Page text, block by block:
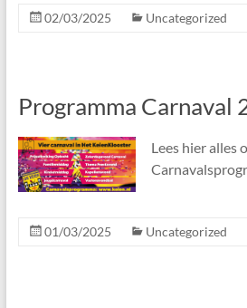
02/03/2025 Uncategorized
Programma Carnaval
Lees hier alles
01/03/2025 Uncategorized